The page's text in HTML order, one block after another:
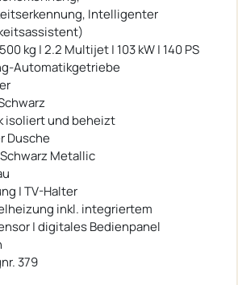
Intelligenter
kg | 2.2 Multijet | 103 kW | 140 PS
Automatikgetriebe
isoliert und beheizt
Dusche
Metallic
| TV-Halter
inkl. integriertem
| digitales Bedienpanel
379